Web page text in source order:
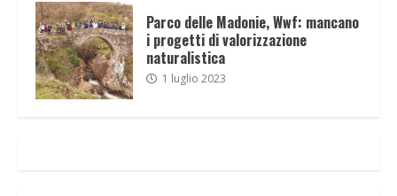
Parco delle Madonie, Wwf: mancano
i progetti di valorizzazione
naturalistica
1 luglio 2023